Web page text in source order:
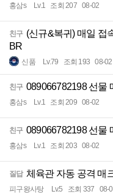
홍삼s Lv.1 조회 207 08-02
친구 (신규&복귀) 매일 접
BR
신품 Lv.79 조회 193 08-02
친구 089066782198 선물
홍삼s Lv.1 조회 209 08-02
친구 089066782198 선물
홍삼s Lv.1 조회 203 08-02
질답 체육관 자동 공격 매
피구왕사탕 Lv.5 조회 337 08-